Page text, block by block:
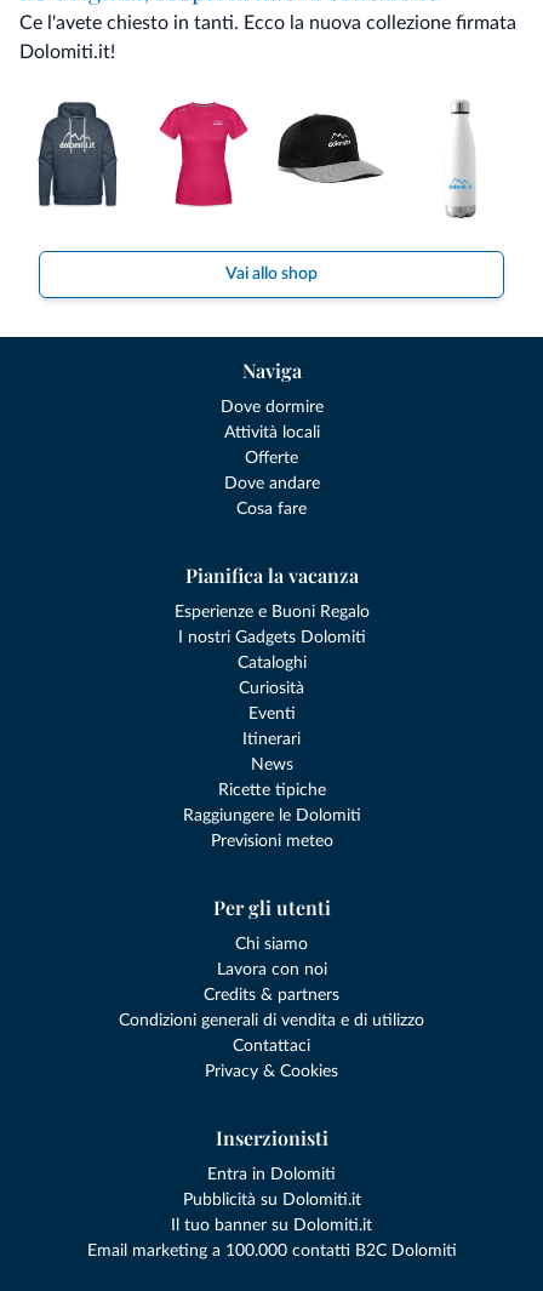
Ce l'avete chiesto in tanti. Ecco la nuova collezione firmata
Dolomiti.it!
Vai allo shop
Naviga
Dove dormire
Attività locali
Offerte
Dove andare
Cosa fare
Pianifica la vacanza
Esperienze e Buoni Regalo
I nostri Gadgets Dolomiti
Cataloghi
Curiosità
Eventi
Itinerari
News
Ricette tipiche
Raggiungere le Dolomiti
Previsioni meteo
Per gli utenti
Chi siamo
Lavora con noi
Credits & partners
Condizioni generali di vendita e di utilizzo
Contattaci
Privacy & Cookies
Inserzionisti
Entra in Dolomiti
Pubblicità su Dolomiti.it
Il tuo banner su Dolomiti.it
Email marketing a 100.000 contatti B2C Dolomiti